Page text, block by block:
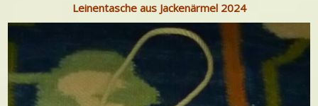
Leinentasche aus Jackenärmel 2024